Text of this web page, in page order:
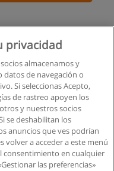
privacidad
almacenamos y
datos de navegación o
Si seleccionas Acepto,
de rastreo apoyen los
y nuestros socios
se deshabilitan los
anuncios que ves podrían
volver a acceder a este menú
consentimiento en cualquier
las preferencias»